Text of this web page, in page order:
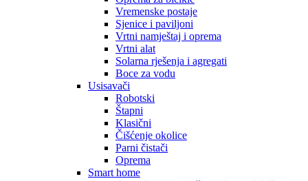
Vremenske postaje
Sjenice i paviljoni
Vrtni namještaj i oprema
Vrtni alat
Solarna rješenja i agregati
Boce za vodu
Usisavači
Robotski
Štapni
Klasični
Čišćenje okolice
Parni čistači
Oprema
Smart home